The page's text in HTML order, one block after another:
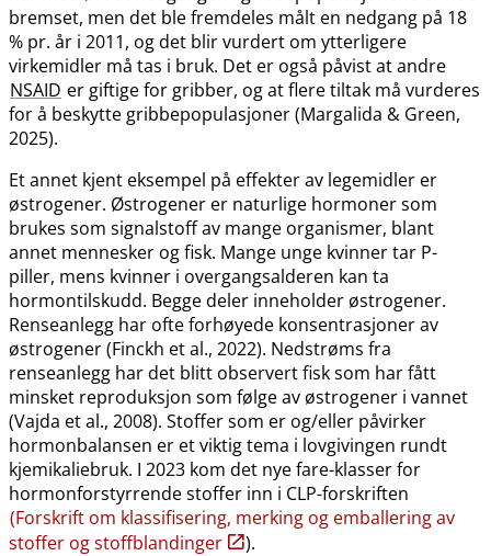
bremset, men det ble fremdeles målt en nedgang på 18
% pr. år i 2011, og det blir vurdert om ytterligere
virkemidler må tas i bruk. Det er også påvist at andre
NSAID er giftige for gribber, og at flere tiltak må vurderes
for å beskytte gribbepopulasjoner (Margalida & Green,
2025).
Et annet kjent eksempel på effekter av legemidler er
østrogener. Østrogener er naturlige hormoner som
brukes som signalstoff av mange organismer, blant
annet mennesker og fisk. Mange unge kvinner tar P-
piller, mens kvinner i overgangsalderen kan ta
hormontilskudd. Begge deler inneholder østrogener.
Renseanlegg har ofte forhøyede konsentrasjoner av
østrogener (Finckh et al., 2022). Nedstrøms fra
renseanlegg har det blitt observert fisk som har fått
minsket reproduksjon som følge av østrogener i vannet
(Vajda et al., 2008). Stoffer som er og​/​eller påvirker
hormonbalansen er et viktig tema i lovgivingen rundt
kjemikaliebruk. I 2023 kom det nye fare-klasser for
hormonforstyrrende stoffer inn i CLP-forskriften
(Forskrift om klassifisering, merking og emballering av
stoffer og stoffblandinger
).